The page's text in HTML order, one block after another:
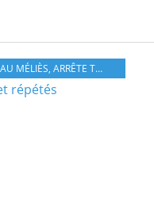
MÉLIÈS, ARRÊTE TON CINÉMA